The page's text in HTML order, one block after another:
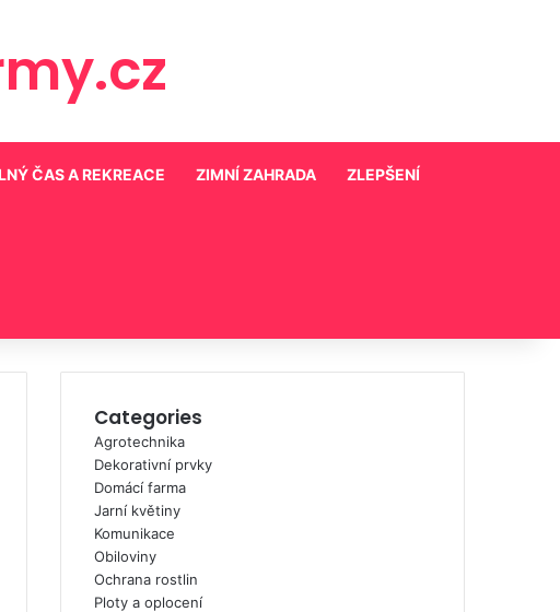
ČAS A REKREACE ZIMNÍ ZAHRADA ZLEPŠENÍ
Categories
Agrotechnika
Dekorativní prvky
Domácí farma
Jarní květiny
Komunikace
Obiloviny
Ochrana rostlin
Ploty a oplocení